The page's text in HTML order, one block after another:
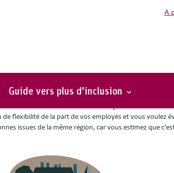
Guide vers plus d'inclusion
d'inclure le critère de sélection« trajet domicile-travail
flexibilité de la part de vos employés et vous voulez
issues de la même région, car vous estimez que